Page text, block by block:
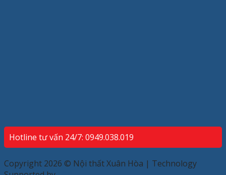
Hotline tư vấn 24/7: 0949.038.019
Copyright 2026 © Nội thất Xuân Hòa | Technology